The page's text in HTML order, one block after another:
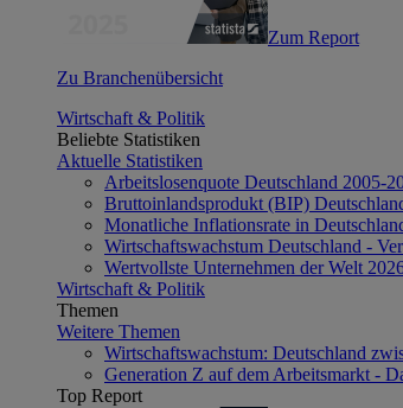
Zum Report
Zu Branchenübersicht
Wirtschaft & Politik
Beliebte Statistiken
Aktuelle Statistiken
Arbeitslosenquote Deutschland 2005-
Bruttoinlandsprodukt (BIP)
Monatliche Inflationsrate in
Wirtschaftswachstum Deutschland -
Wertvollste Unternehmen der Welt
Wirtschaft & Politik
Themen
Weitere Themen
Wirtschaftswachstum: Deutschland
Generation Z auf dem Arbeitsmarkt -
Top Report